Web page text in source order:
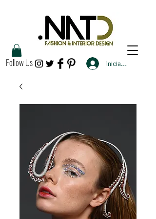
Follow Us Iniciar sesión